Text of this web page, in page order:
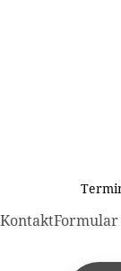
KontaktFormular